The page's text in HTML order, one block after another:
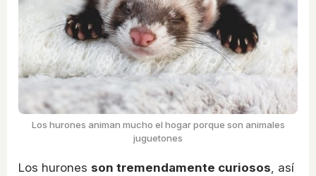
Los hurones animan mucho el hogar porque son animales
juguetones
Los hurones son tremendamente curiosos, así